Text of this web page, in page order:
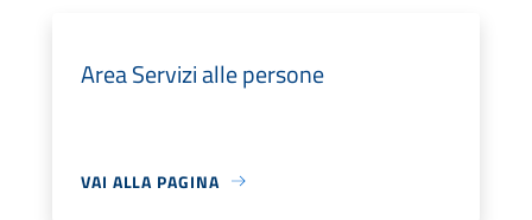
Area Servizi alle persone
VAI ALLA PAGINA